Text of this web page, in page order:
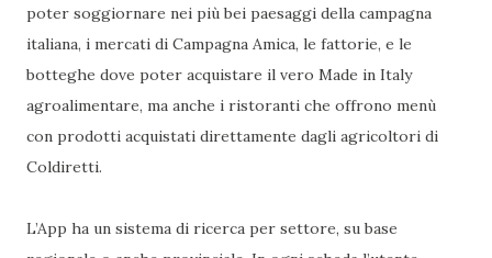
poter soggiornare nei più bei paesaggi della campagna
italiana, i mercati di Campagna Amica, le fattorie, e le
botteghe dove poter acquistare il vero Made in Italy
agroalimentare, ma anche i ristoranti che offrono menù
con prodotti acquistati direttamente dagli agricoltori di
Coldiretti.
L’App ha un sistema di ricerca per settore, su base